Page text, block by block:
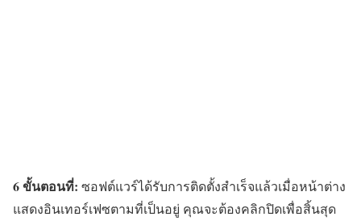
6 ขั้นตอนที่: ซอฟต์แวร์ได้รับการติดตั้งสำเร็จแล้วเมื่อหน้าต่าง
แสดงอินเทอร์เฟซตามที่เป็นอยู่ คุณจะต้องคลิกปิดเพื่อสิ้นสุด